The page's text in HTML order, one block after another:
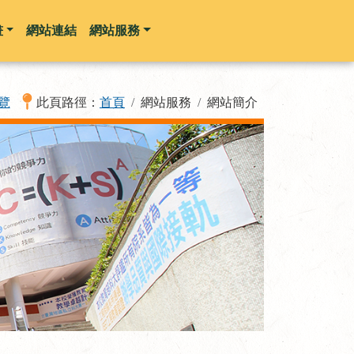
網站連結 網站服務
此頁路徑： 首頁 網站服務 網站簡介